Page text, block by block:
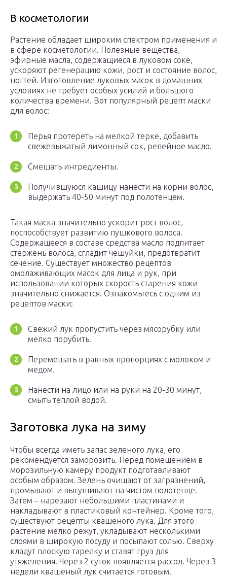
В косметологии
Растение обладает широким спектром применения и
в сфере косметологии. Полезные вещества,
эфирные масла, содержащиеся в луковом соке,
ускоряют регенерацию кожи, рост и состояние волос,
ногтей. Изготовление луковых масок в домашних
условиях не требует особых усилий и большого
количества времени. Вот популярный рецепт маски
для волос:
Перья протереть на мелкой терке, добавить
свежевыжатый лимонный сок, репейное масло.
Смешать ингредиенты.
Получившуюся кашицу нанести на корни волос,
выдержать 40-50 минут под полотенцем.
Такая маска значительно ускорит рост волос,
поспособствует развитию пушкового волоса.
Содержащееся в составе средства масло подпитает
стержень волоса, сгладит чешуйки, предотвратит
сечение. Существует множество рецептов
омолаживающих масок для лица и рук, при
использовании которых скорость старения кожи
значительно снижается. Ознакомьтесь с одним из
рецептов маски:
Свежий лук пропустить через мясорубку или
мелко порубить.
Перемешать в равных пропорциях с молоком и
медом.
Нанести на лицо или на руки на 20-30 минут,
смыть теплой водой.
Заготовка лука на зиму
Чтобы всегда иметь запас зеленого лука, его
рекомендуется заморозить. Перед помещением в
морозильную камеру продукт подготавливают
особым образом. Зелень очищают от загрязнений,
промывают и высушивают на чистом полотенце.
Затем – нарезают небольшими пластинами и
накладывают в пластиковый контейнер. Кроме того,
существуют рецепты квашеного лука. Для этого
растение мелко режут, укладывают несколькими
слоями в широкую посуду и посыпают солью. Сверху
кладут плоскую тарелку и ставят груз для
утяжеления. Через 2 суток появляется рассол. Через 3
недели квашеный лук считается готовым.